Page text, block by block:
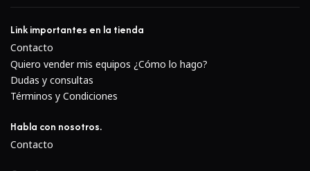
manual ofrecen un control preciso tanto del enfoque
como de la exposición.La construcción totalmente
metálica es duradera y se ha grabado una escala de
distancia de enfoque en el cilindro de la lente para las
necesidades de enfoque previo.
Link importantes en la tienda
Contacto
Quiero vender mis equipos ¿Cómo lo hago?
Dudas y consultas
Términos y Condiciones
Habla con nosotros.
Contacto